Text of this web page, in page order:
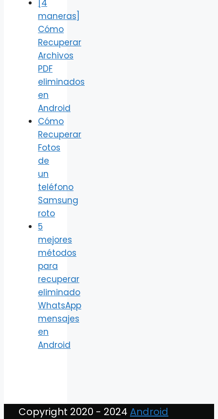
[4
maneras]
Cómo
Recuperar
Archivos
PDF
eliminados
en
Android
Cómo
Recuperar
Fotos
de
un
teléfono
Samsung
roto
5
mejores
métodos
para
recuperar
eliminado
WhatsApp
mensajes
en
Android
Copyright 2020 - 2024 Android